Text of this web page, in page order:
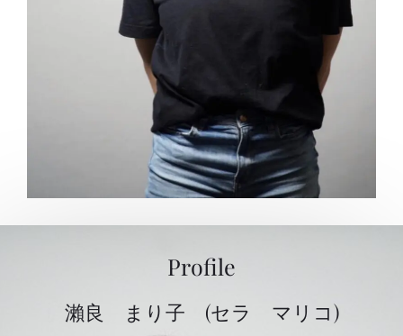
Profile
瀨良 まり子 (セラ マリコ)